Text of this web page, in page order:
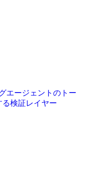
エージェントのトー
検証レイヤー